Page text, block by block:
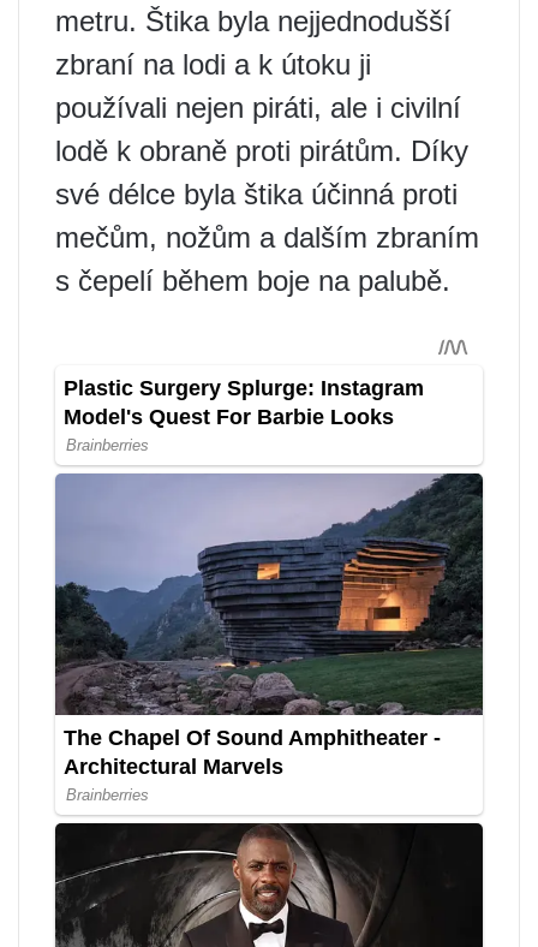
metru. Štika byla nejjednodušší
zbraní na lodi a k ​​útoku ji
používali nejen piráti, ale i civilní
lodě k obraně proti pirátům. Díky
své délce byla štika účinná proti
mečům, nožům a dalším zbraním
s čepelí během boje na palubě.